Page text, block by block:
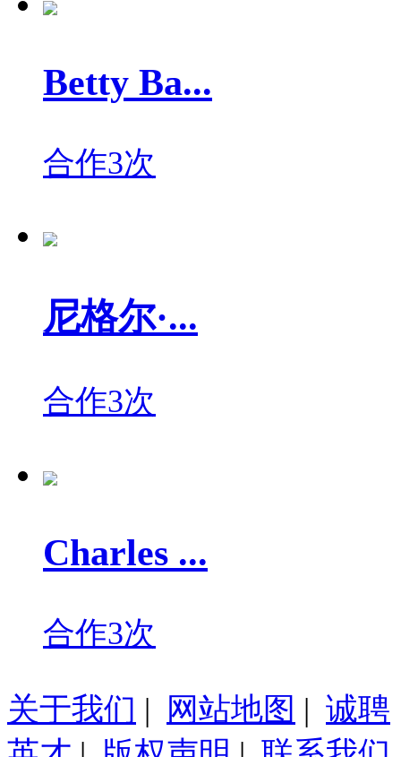
Betty Ba...
合作3次
尼格尔·...
合作3次
Charles ...
合作3次
关于我们 | 网站地图 | 诚聘